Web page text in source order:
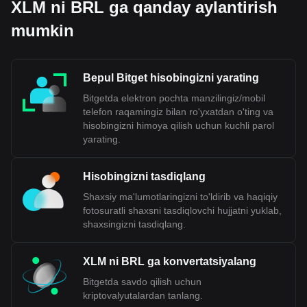
XLM ni BRL ga qanday aylantirish
mumkin
Bepul Bitget hisobingizni yarating
Bitgetda elektron pochta manzilingiz/mobil
telefon raqamingiz bilan ro'yxatdan o'ting va
hisobingizni himoya qilish uchun kuchli parol
yarating.
Hisobingizni tasdiqlang
Shaxsiy ma'lumotlaringizni to'ldirib va haqiqiy
fotosuratli shaxsni tasdiqlovchi hujjatni yuklab,
shaxsingizni tasdiqlang.
XLM ni BRL ga konvertatsiyalang
Bitgetda savdo qilish uchun
kriptovalyutalardan tanlang.